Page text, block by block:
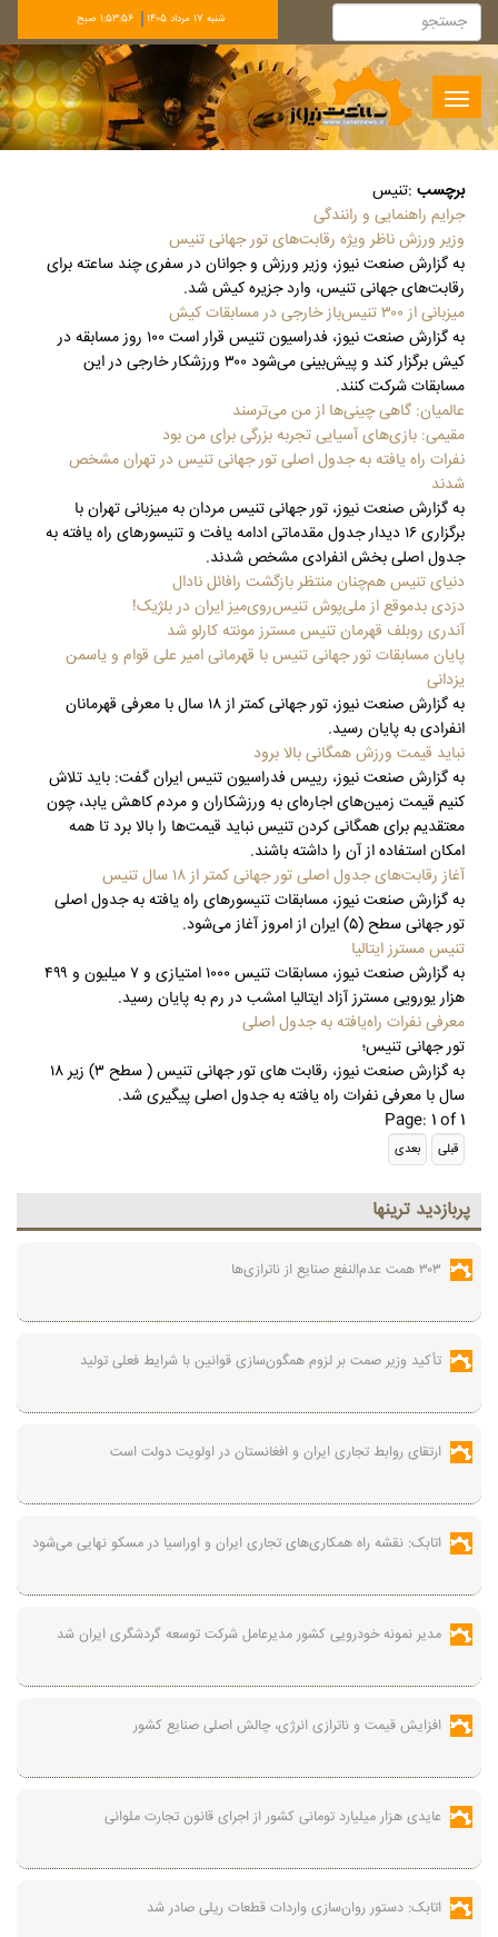
شنبه 17 مرداد 1405 1:53:57 صبح
Toggle
navigation
برچسب :تنیس
جرایم راهنمایی و رانندگی
وزیر ورزش ناظر ویژه رقابت‌های تور جهانی تنیس
به گزارش صنعت نیوز، وزیر ورزش و جوانان در سفری چند ساعته برای
رقابت‌های جهانی تنیس، وارد جزیره کیش شد.
میزبانی از ۳۰۰ تنیس‌باز خارجی در مسابقات کیش
به گزارش صنعت نیوز، فدراسیون تنیس قرار است ۱۰۰ روز مسابقه در
کیش برگزار کند و پیش‌بینی می‌شود ۳۰۰ ورزشکار خارجی در این
مسابقات شرکت کنند.
عالمیان: گاهی چینی‌ها از من می‌ترسند
مقیمی: بازی‌های آسیایی تجربه بزرگی برای من بود
نفرات راه یافته به جدول اصلی تور جهانی تنیس در تهران مشخص
شدند
به گزارش صنعت نیوز، تور جهانی تنیس مردان به میزبانی تهران با
برگزاری ۱۶ دیدار جدول مقدماتی ادامه یافت و تنیسورهای راه یافته به
جدول اصلی بخش انفرادی مشخص شدند.
دنیای تنیس هم‌چنان منتظر بازگشت رافائل نادال
دزدی بدموقع از ملی‌پوش تنیس‌روی‌میز ایران در بلژیک!
آندری روبلف قهرمان تنیس مسترز مونته‌ کارلو شد
پایان مسابقات تور جهانی تنیس با قهرمانی امیر علی قوام و یاسمن
یزدانی
به گزارش صنعت نیوز، تور جهانی کمتر از ۱۸ سال با معرفی قهرمانان
انفرادی به پایان رسید.
نباید قیمت ورزش همگانی بالا برود
به گزارش صنعت نیوز، رییس فدراسیون تنیس ایران گفت: باید تلاش
کنیم قیمت زمین‌های اجاره‌ای به ورزشکاران و مردم کاهش یابد، چون
معتقدیم برای همگانی کردن تنیس نباید قیمت‌ها را بالا برد تا همه
امکان استفاده از آن را داشته باشند.
آغاز رقابت‌های جدول اصلی تور جهانی کمتر از ۱۸ سال تنیس
به گزارش صنعت نیوز، مسابقات تنیسور‌های راه یافته به جدول اصلی
تور جهانی سطح (۵) ایران از امروز آغاز می‌شود.
تنیس مسترز ایتالیا
به گزارش صنعت نیوز، مسابقات تنیس ۱۰۰۰ امتیازی و ۷ میلیون و ۴۹۹
هزار یورویی مسترز آزاد ایتالیا امشب در رم به پایان رسید.
معرفی نفرات راه‌یافته به جدول اصلی
تور جهانی تنیس؛
به گزارش صنعت نیوز، رقابت های تور جهانی تنیس ( سطح ۳) زیر ۱۸
سال با معرفی نفرات راه یافته به جدول اصلی پیگیری شد.
Page: 1 of 1
پربازديد ترينها
۳۰۳ همت عدم‌النفع صنایع از ناترازی‌ها
تأکید وزیر صمت بر لزوم همگون‌سازی قوانین با شرایط فعلی تولید
ارتقای روابط تجاری ایران و افغانستان در اولویت دولت است
اتابک: نقشه راه همکاری‌های تجاری ایران و اوراسیا در مسکو نهایی می‌شود
مدیر نمونه خودرویی کشور مدیرعامل شرکت توسعه گردشگری ایران شد
افزایش قیمت و ناترازی انرژی، چالش اصلی صنایع کشور
عایدی هزار میلیارد تومانی کشور از اجرای قانون تجارت ملوانی
اتابک: دستور روان‌سازی واردات قطعات ریلی صادر شد